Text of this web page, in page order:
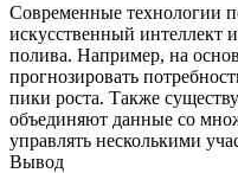
Современные технологии
искусственный интеллект
полива. Например, на
прогнозировать
пики роста. Также
объединяют данные со
управлять несколькими
Вывод